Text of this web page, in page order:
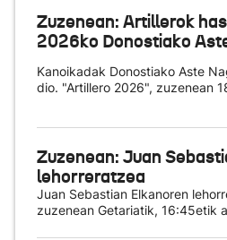
Zuzenean: Artillerok
2026ko Donostiako
Kanoikadak Donostiako Aste
dio. "Artillero 2026", zuzenean
Zuzenean: Juan
lehorreratzea
Juan Sebastian Elkanoren
zuzenean Getariatik, 16:45etik